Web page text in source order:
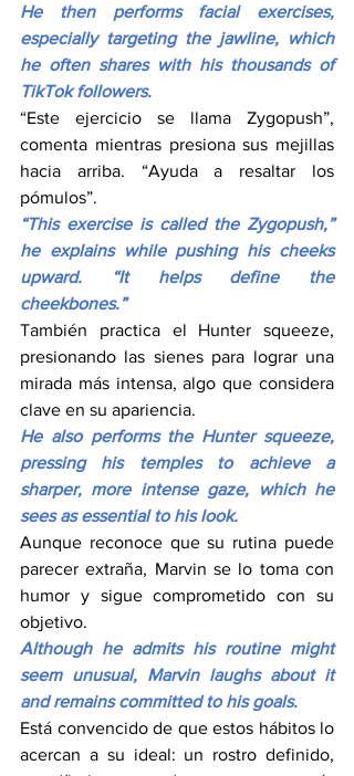
He then performs facial exercises,
especially targeting the jawline, which
he often shares with his thousands of
TikTok followers.
“Este ejercicio se llama Zygopush”,
comenta mientras presiona sus mejillas
hacia arriba. “Ayuda a resaltar los
pómulos”.
“This exercise is called the Zygopush,”
he explains while pushing his cheeks
upward. “It helps define the
cheekbones.”
También practica el Hunter squeeze,
presionando las sienes para lograr una
mirada más intensa, algo que considera
clave en su apariencia.
He also performs the Hunter squeeze,
pressing his temples to achieve a
sharper, more intense gaze, which he
sees as essential to his look.
Aunque reconoce que su rutina puede
parecer extraña, Marvin se lo toma con
humor y sigue comprometido con su
objetivo.
Although he admits his routine might
seem unusual, Marvin laughs about it
and remains committed to his goals.
Está convencido de que estos hábitos lo
acercan a su ideal: un rostro definido,